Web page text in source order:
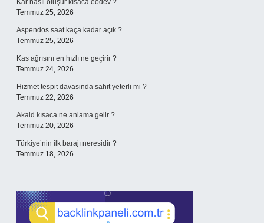
Kar nasıl oluşur kısaca eodev ?
Temmuz 25, 2026
Aspendos saat kaça kadar açık ?
Temmuz 25, 2026
Kas ağrısını en hızlı ne geçirir ?
Temmuz 24, 2026
Hizmet tespit davasinda sahit yeterli mi ?
Temmuz 22, 2026
Akaid kısaca ne anlama gelir ?
Temmuz 20, 2026
Türkiye’nin ilk barajı neresidir ?
Temmuz 18, 2026